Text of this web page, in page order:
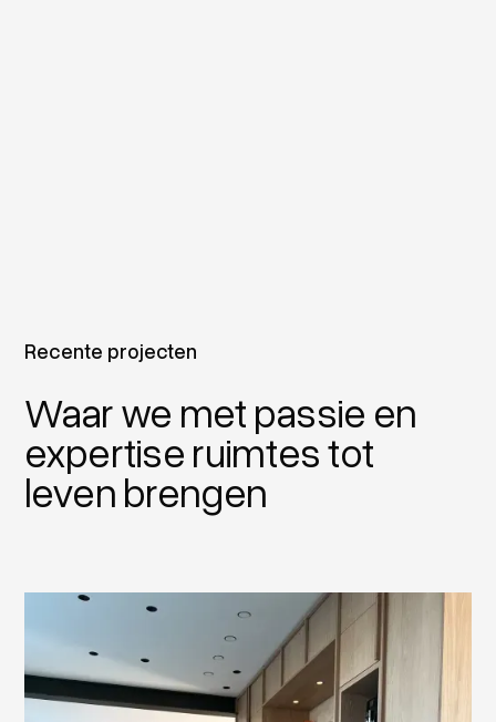
Recente projecten
Waar we met passie en
expertise ruimtes tot
leven brengen